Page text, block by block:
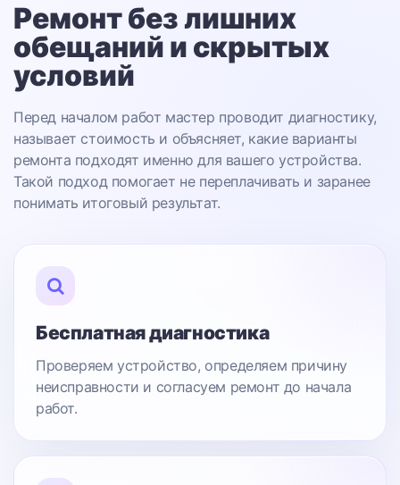
Ремонт без лишних
обещаний и скрытых
условий
Перед началом работ мастер проводит диагностику,
называет стоимость и объясняет, какие варианты
ремонта подходят именно для вашего устройства.
Такой подход помогает не переплачивать и заранее
понимать итоговый результат.
Бесплатная диагностика
Проверяем устройство, определяем причину
неисправности и согласуем ремонт до начала
работ.